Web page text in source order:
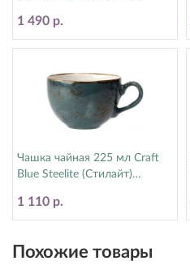
1 490 р.
Чашка чайная 225 мл Craft
Blue Steelite (Стилайт)
1 110 р.
Похожие товары